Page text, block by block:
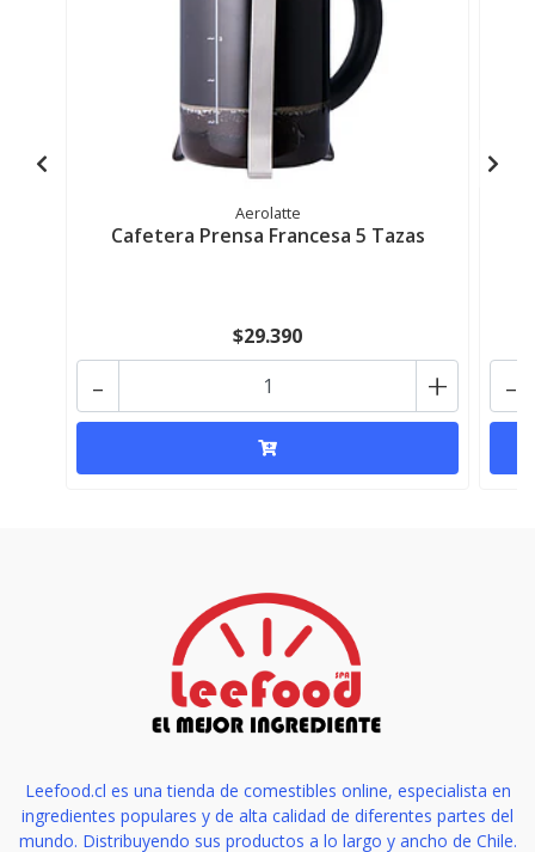
Aerolatte
Cafetera Prensa Francesa 5 Tazas
$29.390
+
- -
Leefood.cl es una tienda de comestibles online, especialista en
ingredientes populares y de alta calidad de diferentes partes del
mundo. Distribuyendo sus productos a lo largo y ancho de Chile.